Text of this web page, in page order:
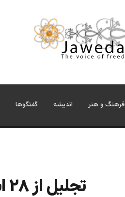
فرهنگ و هنر اندیشه گفتگوها
تجلیل از ۲۸ اسد روز استقلال افغانستان